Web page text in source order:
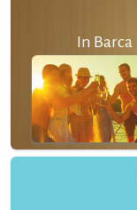
In Barca